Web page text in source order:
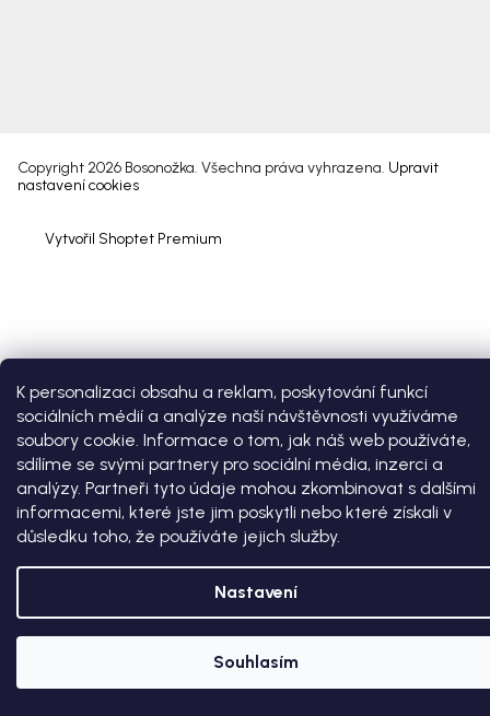
K personalizaci obsahu a reklam, poskytování funkcí
sociálních médií a analýze naší návštěvnosti využíváme
soubory cookie. Informace o tom, jak náš web používáte,
sdílíme se svými partnery pro sociální média, inzerci a
analýzy. Partneři tyto údaje mohou zkombinovat s dalšími
informacemi, které jste jim poskytli nebo které získali v
důsledku toho, že používáte jejich služby.
Nastavení
Souhlasím
Vytvořil Shoptet Premium
Copyright 2026 Bosonožka. Všechna práva vyhrazena. Upravit
nastavení cookies
SLEVA 100 KČ NA PRVNÍ NÁKUP